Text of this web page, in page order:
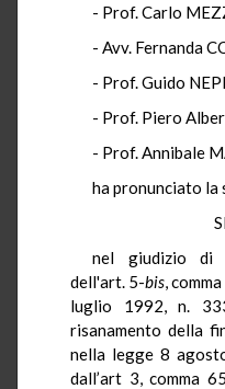
- Prof. Carlo
- Avv. Fernanda
- Prof. Guido
- Prof. Piero
- Prof. Annibale
ha pronunciato la
nel giudizio di
dell'art. 5-bis,
luglio 1992, n.
risanamento della
nella legge 8
dall’art 3, comma